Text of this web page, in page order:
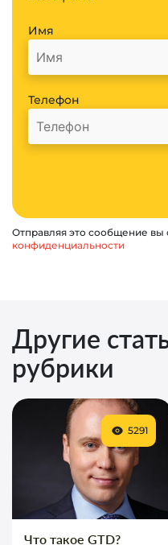
Имя
Телефон
Отправляя это сообщение вы
конфиденциальности
Другие
рубрики
Что такое GTD?
5291